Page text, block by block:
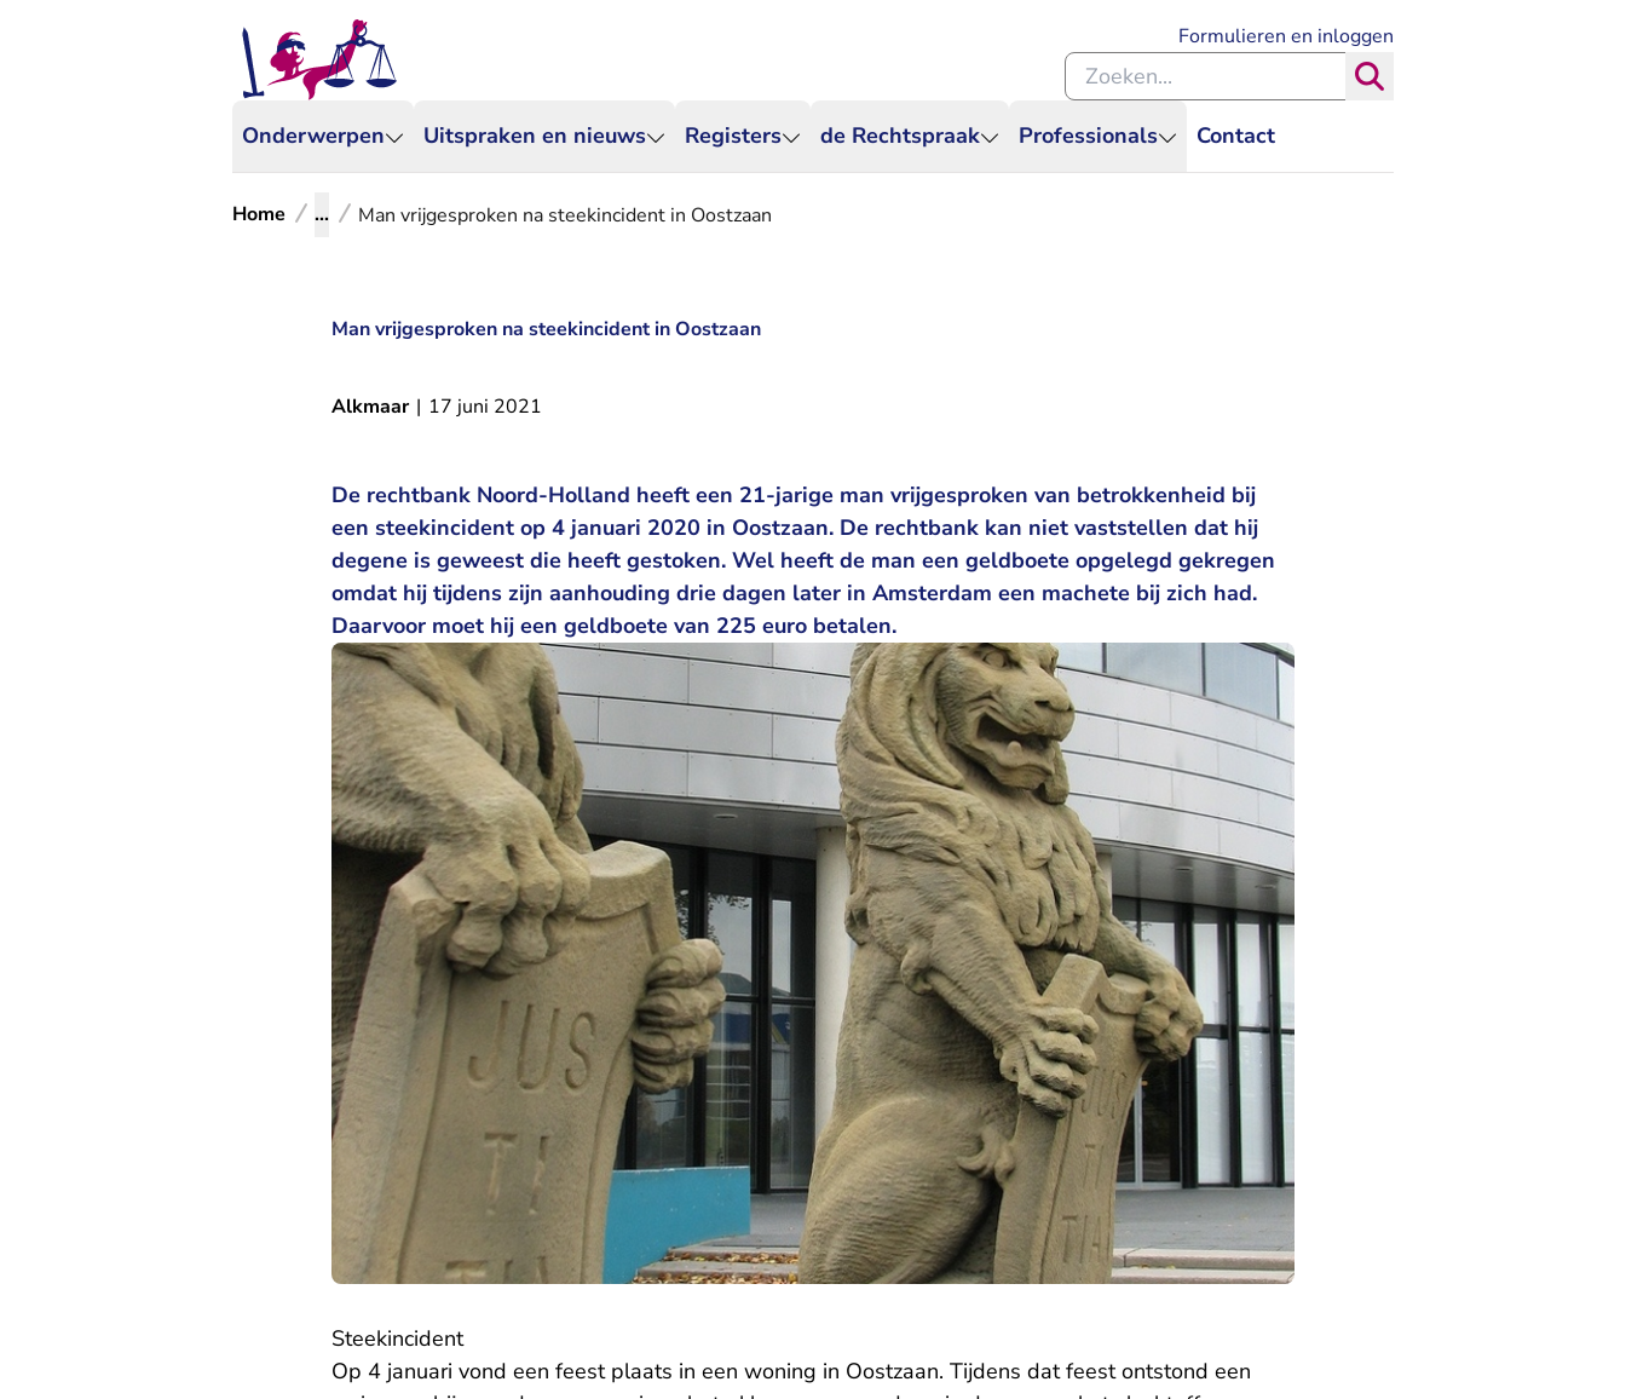
Onderwerpen Uitspraken en nieuws Registers de Rechtspraak Professionals Contact
Formulieren en inloggen
Zoeken binnen de Rechtspraak
Home ... Man vrijgesproken na steekincident in Oostzaan
Man vrijgesproken na steekincident in Oostzaan
Alkmaar | 17 juni 2021
De rechtbank Noord-Holland heeft een 21-jarige man vrijgesproken van betrokkenheid bij
een steekincident op 4 januari 2020 in Oostzaan. De rechtbank kan niet vaststellen dat hij
degene is geweest die heeft gestoken. Wel heeft de man een geldboete opgelegd gekregen
omdat hij tijdens zijn aanhouding drie dagen later in Amsterdam een machete bij zich had.
Daarvoor moet hij een geldboete van 225 euro betalen.
Steekincident
Op 4 januari vond een feest plaats in een woning in Oostzaan. Tijdens dat feest ontstond een